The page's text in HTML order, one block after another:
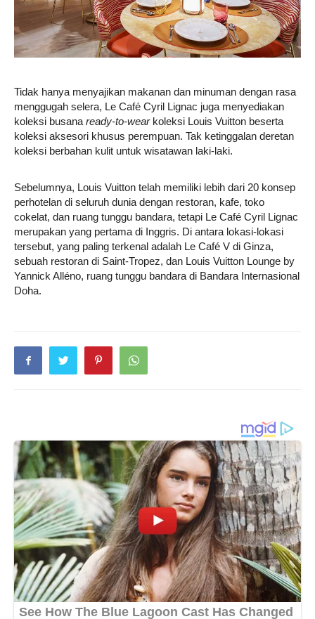
Tidak hanya menyajikan makanan dan minuman dengan rasa
menggugah selera, Le Café Cyril Lignac juga menyediakan
koleksi busana ready-to-wearkoleksi Louis Vuitton beserta
koleksi aksesori khusus perempuan. Tak ketinggalan deretan
koleksi berbahan kulit untuk wisatawan laki-laki.
Sebelumnya, Louis Vuitton telah memiliki lebih dari 20 konsep
perhotelan di seluruh dunia dengan restoran, kafe, toko
cokelat, dan ruang tunggu bandara, tetapi Le Café Cyril Lignac
merupakan yang pertama di Inggris. Di antara lokasi-lokasi
tersebut, yang paling terkenal adalah Le Café V di Ginza,
sebuah restoran di Saint-Tropez, dan Louis Vuitton Lounge by
Yannick Alléno, ruang tunggu bandara di Bandara Internasional
Doha.